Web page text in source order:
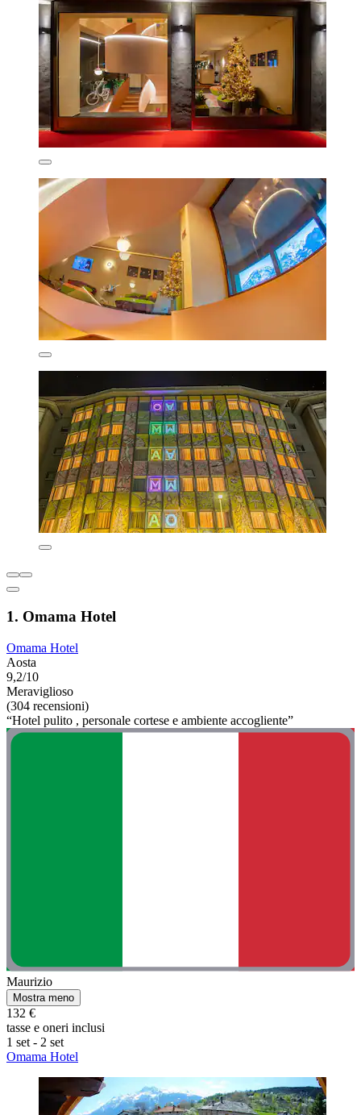
1. Omama Hotel
Omama Hotel
Aosta
9,2/10
Meraviglioso
(304 recensioni)
“Hotel pulito , personale cortese e ambiente accogliente”
Maurizio
Mostra meno
132 €
tasse e oneri inclusi
1 set - 2 set
Omama Hotel